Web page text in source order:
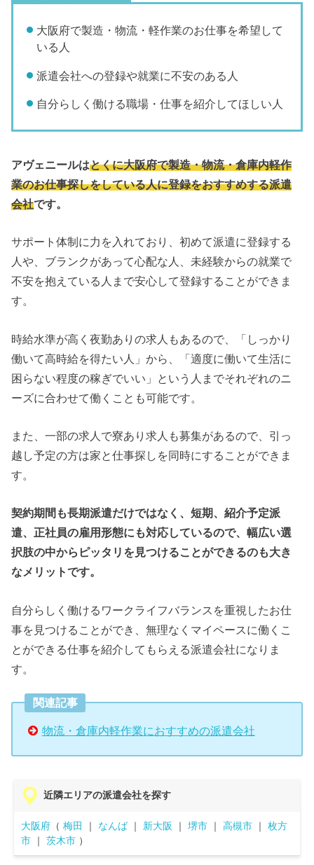
大阪府で製造・物流・軽作業のお仕事を希望して
いる人
派遣会社への登録や就業に不安のある人
自分らしく働ける職場・仕事を紹介してほしい人
アヴェニールはとくに大阪府で製造・物流・倉庫内軽作
業のお仕事探しをしている人に登録をおすすめする派遣
会社です。
サポート体制に力を入れており、初めて派遣に登録する
人や、ブランクがあって心配な人、未経験からの就業で
不安を抱えている人まで安心して登録することができま
す。
時給水準が高く夜勤ありの求人もあるので、「しっかり
働いて高時給を得たい人」から、「適度に働いて生活に
困らない程度の稼ぎでいい」という人までそれぞれのニ
ーズに合わせて働くことも可能です。
また、一部の求人で寮あり求人も募集があるので、引っ
越し予定の方は家と仕事探しを同時にすることができま
す。
契約期間も長期派遣だけではなく、短期、紹介予定派
遣、正社員の雇用形態にも対応しているので、幅広い選
択肢の中からピッタリを見つけることができるのも大き
なメリットです。
自分らしく働けるワークライフバランスを重視したお仕
事を見つけることができ、無理なくマイペースに働くこ
とができる仕事を紹介してもらえる派遣会社になりま
す。
関連記事
物流・倉庫内軽作業におすすめの派遣会社
近隣エリアの派遣会社を探す
大阪府 （梅田 ｜ なんば｜ 新大阪 ｜堺市 ｜高槻市 ｜枚方
市 ｜茨木市 ）